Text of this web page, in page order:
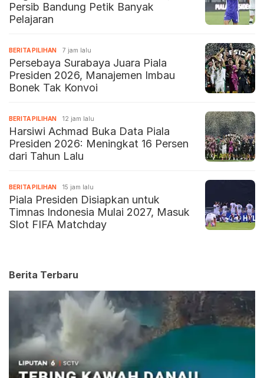
Persib Bandung Petik Banyak
Pelajaran
BERITA PILIHAN 7 jam lalu
Persebaya Surabaya Juara Piala
Presiden 2026, Manajemen Imbau
Bonek Tak Konvoi
BERITA PILIHAN 12 jam lalu
Harsiwi Achmad Buka Data Piala
Presiden 2026: Meningkat 16 Persen
dari Tahun Lalu
BERITA PILIHAN 15 jam lalu
Piala Presiden Disiapkan untuk
Timnas Indonesia Mulai 2027, Masuk
Slot FIFA Matchday
Berita Terbaru